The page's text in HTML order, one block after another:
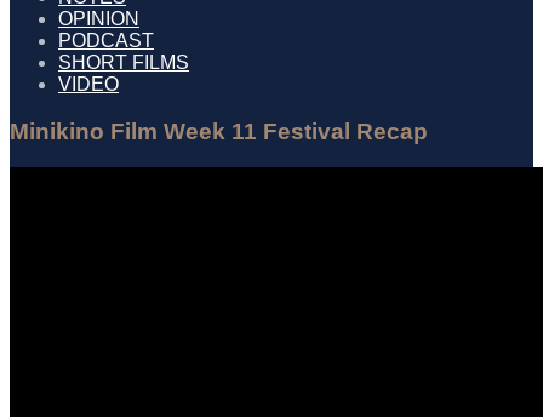
OPINION
PODCAST
SHORT FILMS
VIDEO
Minikino Film Week 11 Festival Recap